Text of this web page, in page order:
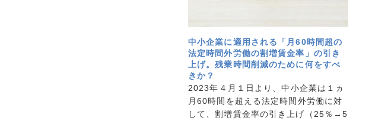
中小企業に適用される「月60時間超の
法定時間外労働の割増賃金率」の引き
上げ。残業時間削減のために何をすべ
きか？
2023年４月１日より、中小企業は１ヵ
月60時間を超える法定時間外労働に対
して、割増賃金率の引き上げ（25％→5